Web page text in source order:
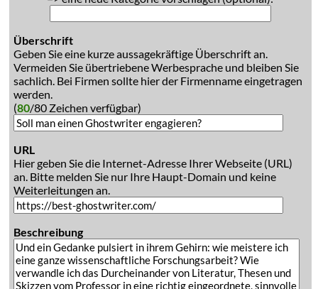
Überschrift
Geben Sie eine kurze aussagekräftige Überschrift an.
Vermeiden Sie übertriebene Werbesprache und bleiben Sie
sachlich. Bei Firmen sollte hier der Firmenname eingetragen
werden.
(80/80 Zeichen verfügbar)
URL
Hier geben Sie die Internet-Adresse Ihrer Webseite (URL)
an. Bitte melden Sie nur Ihre Haupt-Domain und keine
Weiterleitungen an.
Beschreibung